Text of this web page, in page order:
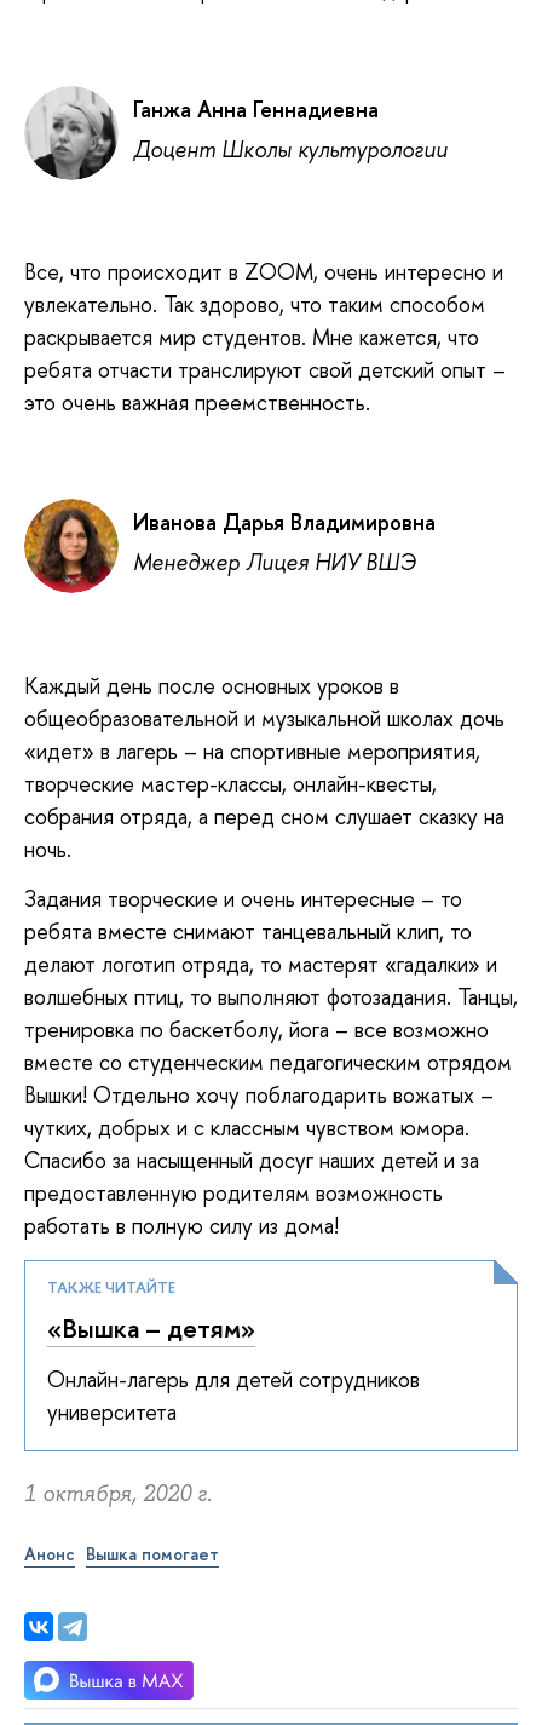
Ганжа Анна Геннадиевна
Доцент Школы культурологии
Все, что происходит в ZOOM, очень интересно и
увлекательно. Так здорово, что таким способом
раскрывается мир студентов. Мне кажется, что
ребята отчасти транслируют свой детский опыт –
это очень важная преемственность.
Иванова Дарья Владимировна
Менеджер Лицея НИУ ВШЭ
Каждый день после основных уроков в
общеобразовательной и музыкальной школах дочь
«идет» в лагерь – на спортивные мероприятия,
творческие мастер-классы, онлайн-квесты,
собрания отряда, а перед сном слушает сказку на
ночь.
Задания творческие и очень интересные – то
ребята вместе снимают танцевальный клип, то
делают логотип отряда, то мастерят «гадалки» и
волшебных птиц, то выполняют фотозадания. Танцы,
тренировка по баскетболу, йога – все возможно
вместе со студенческим педагогическим отрядом
Вышки! Отдельно хочу поблагодарить вожатых –
чутких, добрых и с классным чувством юмора.
Спасибо за насыщенный досуг наших детей и за
предоставленную родителям возможность
работать в полную силу из дома!
ТАКЖЕ ЧИТАЙТЕ
«Вышка – детям»
Онлайн-лагерь для детей сотрудников
университета
1 октября, 2020 г.
Анонс Вышка помогает